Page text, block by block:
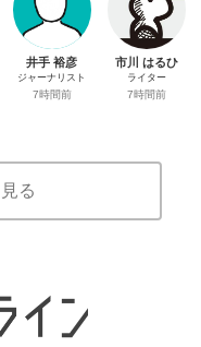
井手 裕彦
ジャーナリスト
7時間前
市川 はるひ
ライター
7時間前
る